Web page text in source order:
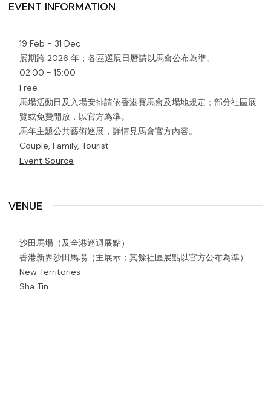
EVENT INFORMATION
19 Feb - 31 Dec
展期跨 2026 年；各區巡展日曆請以馬會公布為準。
02:00 - 15:00
Free
馬場活動日及入場安排請依香港賽馬會及場地規定；部分社區展
覽或免費開放，以官方為準。
馬年主題公共藝術巡展，詳情見馬會官方內容。
Couple, Family, Tourist
Event Source
VENUE
沙田馬場（及全港巡迴展點）
香港新界沙田馬場（主展示；其餘社區展點以官方公布為準）
New Territories
Sha Tin